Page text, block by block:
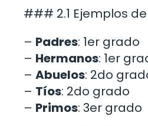
### 2.1 Ejemplos
– Padres: 1er grado
– Hermanos: 1er
– Abuelos: 2do
– Tíos: 2do grado
– Primos: 3er grado